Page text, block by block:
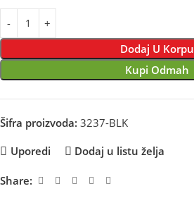
Dodaj U Korpu
Kupi Odmah
Šifra proizvoda: 3237-BLK
Uporedi Dodaj u listu želja
Share: